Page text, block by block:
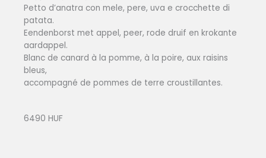
Petto d’anatra con mele, pere, uva e crocchette di
patata.
Eendenborst met appel, peer, rode druif en krokante
aardappel.
Blanc de canard à la pomme, à la poire, aux raisins
bleus,
accompagné de pommes de terre croustillantes.
6490 HUF